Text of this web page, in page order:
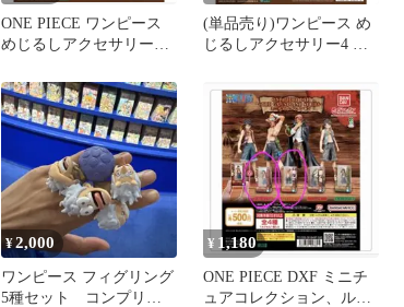
ONE PIECE ワンピース
めじるしアクセサリー4 5
(単品売り)ワンピース め
じるしアクセサリー4 ガ
¥2,000
ワンピース フィグリング
5種セット コンプリー
¥ 1,180
ONE PIECE DXF ミニチ
ュアコレクション、ルフ